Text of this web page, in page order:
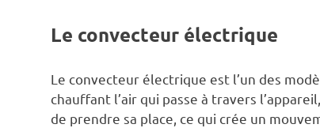
Le convecteur électrique
Le convecteur électrique est l’un des
chauffant l’air qui passe à travers
de prendre sa place, ce qui crée un